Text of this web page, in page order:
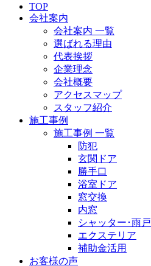
TOP
会社案内
会社案内 一覧
選ばれる理由
代表挨拶
企業理念
会社概要
アクセスマップ
スタッフ紹介
施工事例
施工事例 一覧
防犯
玄関ドア
勝手口
浴室ドア
窓交換
内窓
シャッター･雨戸
エクステリア
補助金活用
お客様の声